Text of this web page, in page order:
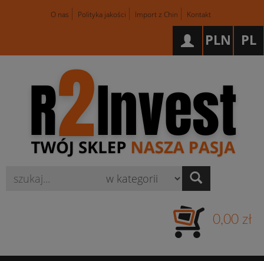
O nas Polityka jakości Import z Chin Kontakt
PL
PLN
0,00 zł